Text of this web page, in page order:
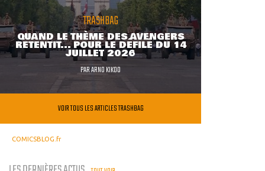
TRASHBAG
QUAND LE THÈME DES AVENGERS
RETENTIT... POUR LE DÉFILÉ DU 14
JUILLET 2026
PARARNO KIKOO
VOIR TOUS LES ARTICLES TRASHBAG
COMICSBLOG.fr